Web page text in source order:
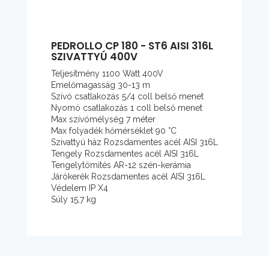
PEDROLLO CP 180 - ST6 AISI 316L
SZIVATTYÚ 400V
Teljesítmény 1100 Watt 400V
Emelőmagasság 30-13 m
Szívó csatlakozás 5/4 coll belső menet
Nyomó csatlakozás 1 coll belső menet
Max szívómélység 7 méter
Max folyadék hőmérséklet 90 °C
Szivattyú ház Rozsdamentes acél AISI 316L
Tengely Rozsdamentes acél AISI 316L
Tengelytömítés AR-12 szén-kerámia
Járókerék Rozsdamentes acél AISI 316L
Védelem IP X4
Súly 15,7 kg